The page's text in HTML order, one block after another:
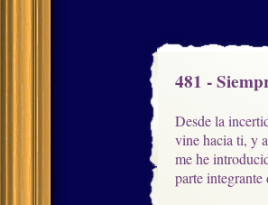
481 -
Desde la
vine hacia ti, y
me he
parte